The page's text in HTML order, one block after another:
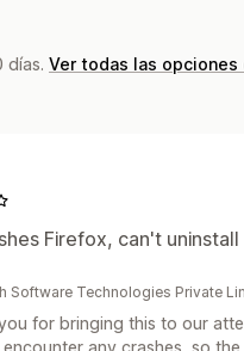
días. Ver todas las opciones
Firefox, can't uninstall
Software Technologies Private
for bringing this to our
any crashes, so